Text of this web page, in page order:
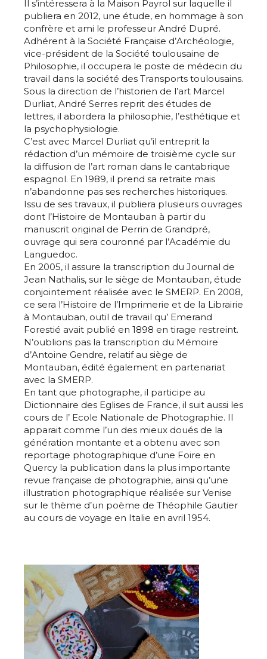
Adresse email*
Nom
Prénom
Statut / Organisation
J'accepte les termes et conditions
* Champ obligatoire
Adresse email*
Nom
Prénom
Statut / Organisation
* Champ obligatoire
Il s’intéressera à la Maison Payrol sur laquelle il
publiera en 2012, une étude, en hommage à son
confrère et ami le professeur André Dupré.
Adhérent à la Société Française d’Archéologie,
vice-président de la Société toulousaine de
Philosophie, il occupera le poste de médecin du
travail dans la société des Transports toulousains.
Sous la direction de l’historien de l’art Marcel
Durliat, André Serres reprit des études de
lettres, il abordera la philosophie, l’esthétique et
la psychophysiologie.
C’est avec Marcel Durliat qu’il entreprit la
rédaction d’un mémoire de troisième cycle sur
la diffusion de l’art roman dans le cantabrique
espagnol. En 1989, il prend sa retraite mais
n’abandonne pas ses recherches historiques.
Issu de ses travaux, il publiera plusieurs ouvrages
dont l’Histoire de Montauban à partir du
manuscrit original de Perrin de Grandpré,
ouvrage qui sera couronné par l’Académie du
Languedoc.
En 2005, il assure la transcription du Journal de
Jean Nathalis, sur le siège de Montauban, étude
conjointement réalisée avec le SMERP. En 2008,
ce sera l’Histoire de l’Imprimerie et de la Librairie
à Montauban, outil de travail qu’ Emerand
Forestié avait publié en 1898 en tirage restreint.
N’oublions pas la transcription du Mémoire
d’Antoine Gendre, relatif au siège de
Montauban, édité également en partenariat
avec la SMERP.
En tant que photographe, il participe au
Dictionnaire des Eglises de France, il suit aussi les
cours de l’ Ecole Nationale de Photographie. Il
apparait comme l’un des mieux doués de la
génération montante et a obtenu avec son
reportage photographique d’une Foire en
Quercy la publication dans la plus importante
revue française de photographie, ainsi qu’une
illustration photographique réalisée sur Venise
sur le thème d’un poème de Théophile Gautier
au cours de voyage en Italie en avril 1954.